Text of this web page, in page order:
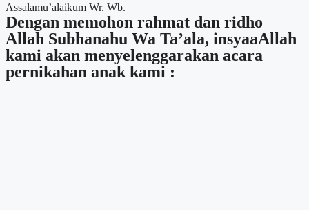
Assalamu’alaikum Wr. Wb.
Dengan memohon rahmat dan ridho
Allah Subhanahu Wa Ta’ala, insyaaAllah
kami akan menyelenggarakan acara
pernikahan anak kami :